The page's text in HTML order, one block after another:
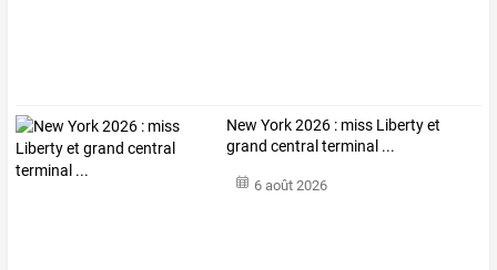
New York 2026 : miss Liberty et
grand central terminal ...
6 août 2026